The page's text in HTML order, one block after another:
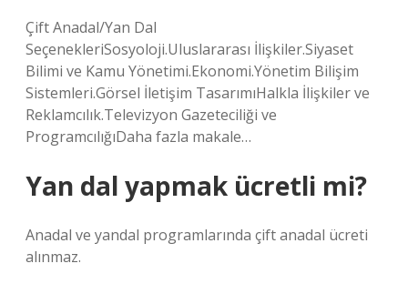
Çift Anadal/Yan Dal
SeçenekleriSosyoloji.Uluslararası İlişkiler.Siyaset
Bilimi ve Kamu Yönetimi.Ekonomi.Yönetim Bilişim
Sistemleri.Görsel İletişim TasarımıHalkla İlişkiler ve
Reklamcılık.Televizyon Gazeteciliği ve
ProgramcılığıDaha fazla makale…
Yan dal yapmak ücretli mi?
Anadal ve yandal programlarında çift anadal ücreti
alınmaz.